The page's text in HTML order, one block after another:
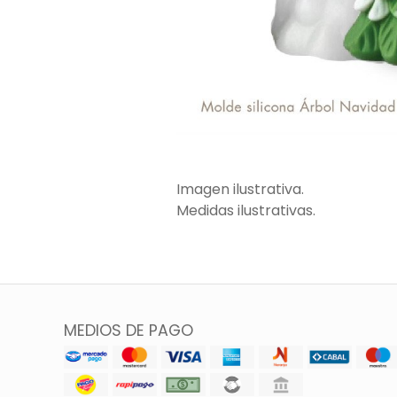
Imagen ilustrativa.
Medidas ilustrativas.
MEDIOS DE PAGO